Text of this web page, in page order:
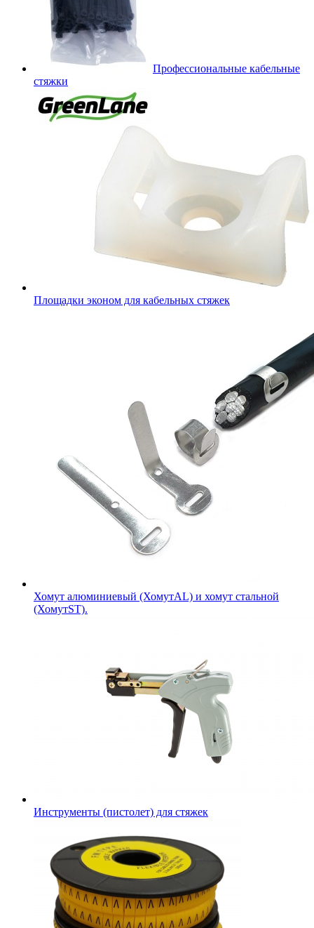
Профессиональные кабельные
стяжки
Площадки эконом для кабельных стяжек
Хомут алюминиевый (ХомутAL) и хомут стальной
(ХомутST).
Инструменты (пистолет) для стяжек